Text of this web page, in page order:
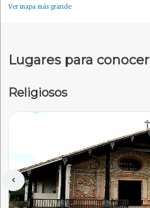
Ver mapa más grande
Lugares para conocer
Religiosos